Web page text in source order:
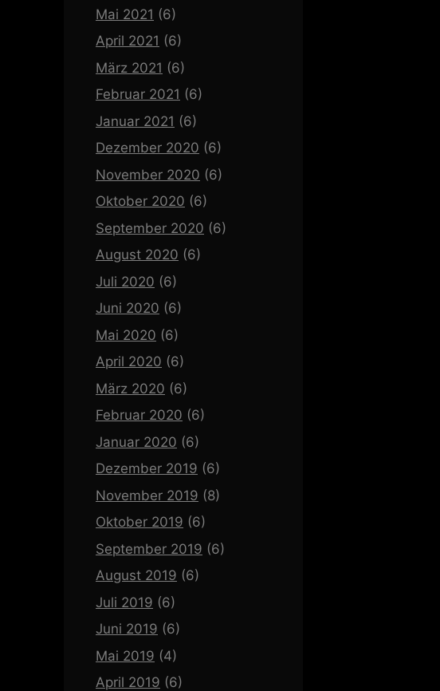
Mai 2021 (6)
April 2021 (6)
März 2021 (6)
Februar 2021 (6)
Januar 2021 (6)
Dezember 2020 (6)
November 2020 (6)
Oktober 2020 (6)
September 2020 (6)
August 2020 (6)
Juli 2020 (6)
Juni 2020 (6)
Mai 2020 (6)
April 2020 (6)
März 2020 (6)
Februar 2020 (6)
Januar 2020 (6)
Dezember 2019 (6)
November 2019 (8)
Oktober 2019 (6)
September 2019 (6)
August 2019 (6)
Juli 2019 (6)
Juni 2019 (6)
Mai 2019 (4)
April 2019 (6)